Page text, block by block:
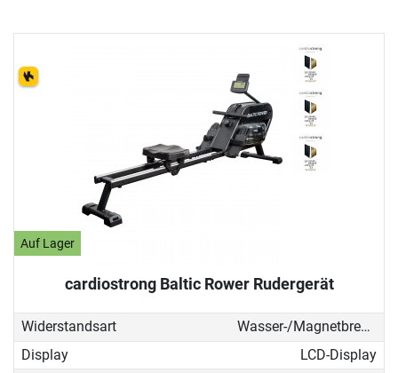
Auf Lager
cardiostrong Baltic Rower Rudergerät
Widerstandsart
Wasser-/Magnetbremse
Display
LCD-Display